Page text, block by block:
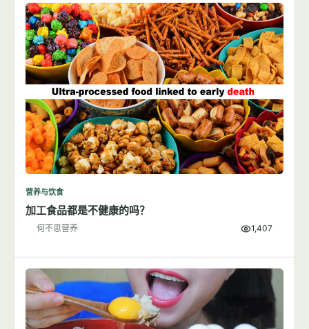
营养与饮食
加工食品都是不健康的吗？
何不思营养 1,407